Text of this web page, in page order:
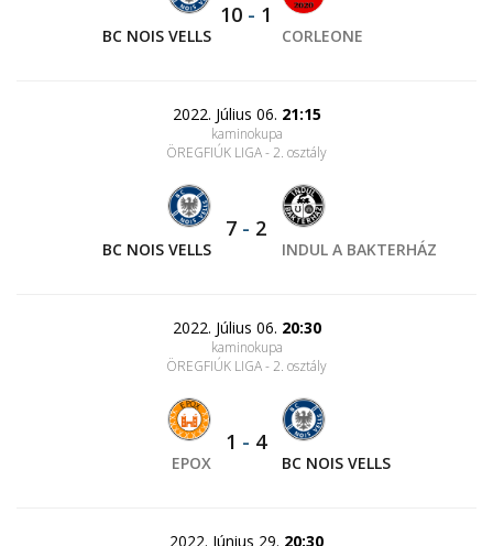
BC NOIS VELLS
10 - 1
CORLEONE
2022. Július 06. 21:15
kaminokupa
ÖREGFIÚK LIGA - 2. osztály
BC NOIS VELLS
7 - 2
INDUL A BAKTERHÁZ
2022. Július 06. 20:30
kaminokupa
ÖREGFIÚK LIGA - 2. osztály
EPOX
1 - 4
BC NOIS VELLS
2022. Június 29. 20:30